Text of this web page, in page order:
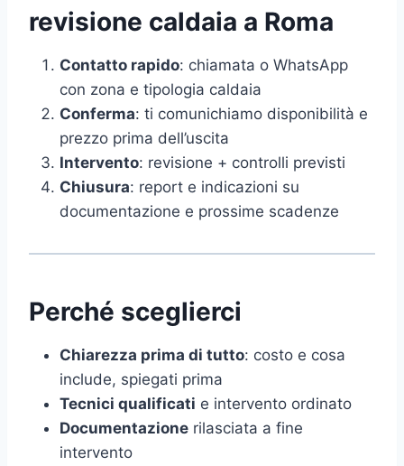
revisione caldaia a Roma
Contatto rapido: chiamata o WhatsApp
con zona e tipologia caldaia
Conferma: ti comunichiamo disponibilità e
prezzo prima dell’uscita
Intervento: revisione + controlli previsti
Chiusura: report e indicazioni su
documentazione e prossime scadenze
Perché sceglierci
Chiarezza prima di tutto: costo e cosa
include, spiegati prima
Tecnici qualificati e intervento ordinato
Documentazione rilasciata a fine
intervento